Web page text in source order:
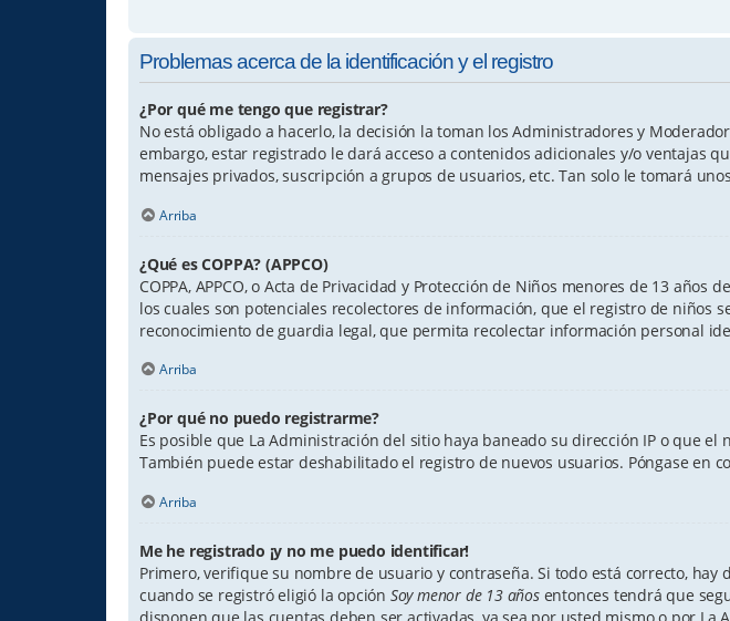
Problemas acerca de la identificación y el registro
¿Por qué me tengo que registrar?
No está obligado a hacerlo, la decisión la toman los Administradores y
embargo, estar registrado le dará acceso a contenidos adicionales y/o ventajas
mensajes privados, suscripción a grupos de usuarios, etc. Tan solo le tomará
Arriba
¿Qué es COPPA? (APPCO)
COPPA, APPCO, o Acta de Privacidad y Protección de Niños menores de 13
los cuales son potenciales recolectores de información, que el registro de
reconocimiento de guardia legal, que permita recolectar información personal
Arriba
¿Por qué no puedo registrarme?
Es posible que La Administración del sitio haya baneado su dirección IP o que
También puede estar deshabilitado el registro de nuevos usuarios. Póngase en
Arriba
Me he registrado ¡y no me puedo identificar!
Primero, verifique su nombre de usuario y contraseña. Si todo está correcto, hay
cuando se registró eligió la opción Soy menor de 13 añosentonces tendrá que